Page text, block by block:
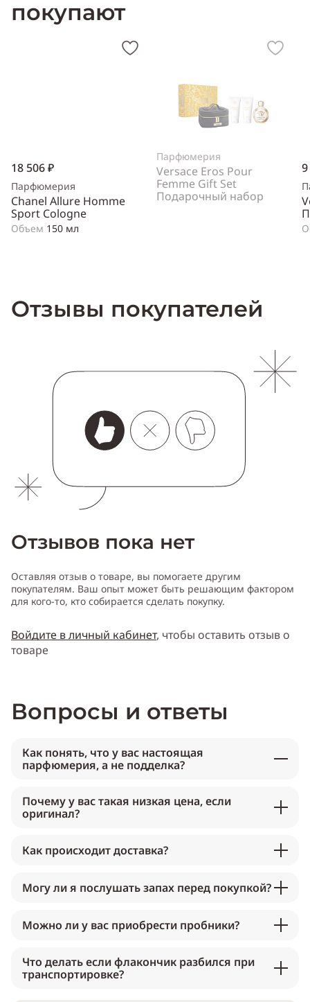
покупают
18 506 ₽
Парфюмерия
Chanel Allure Homme
Sport Cologne
Объем 150 мл
Парфюмерия
Versace Eros Pour
Femme Gift Set
Подарочный набор
Отзывы покупателей
Отзывов пока нет
Оставляя отзыв о товаре, вы помогаете другим
покупателям. Ваш опыт может быть решающим фактором
для кого-то, кто собирается сделать покупку.
Войдите в личный кабинет, чтобы оставить отзыв о
товаре
Вопросы и ответы
Как понять, что у вас настоящая
парфюмерия, а не подделка?
Почему у вас такая низкая цена, если
оригинал?
Как происходит доставка?
Могу ли я послушать запах перед покупкой?
Можно ли у вас приобрести пробники?
Что делать если флакончик разбился при
транспортировке?